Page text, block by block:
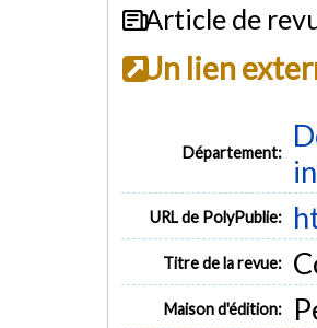
Article de
Un lien
Département:
URL de PolyPublie:
Titre de la revue:
Maison d'édition: